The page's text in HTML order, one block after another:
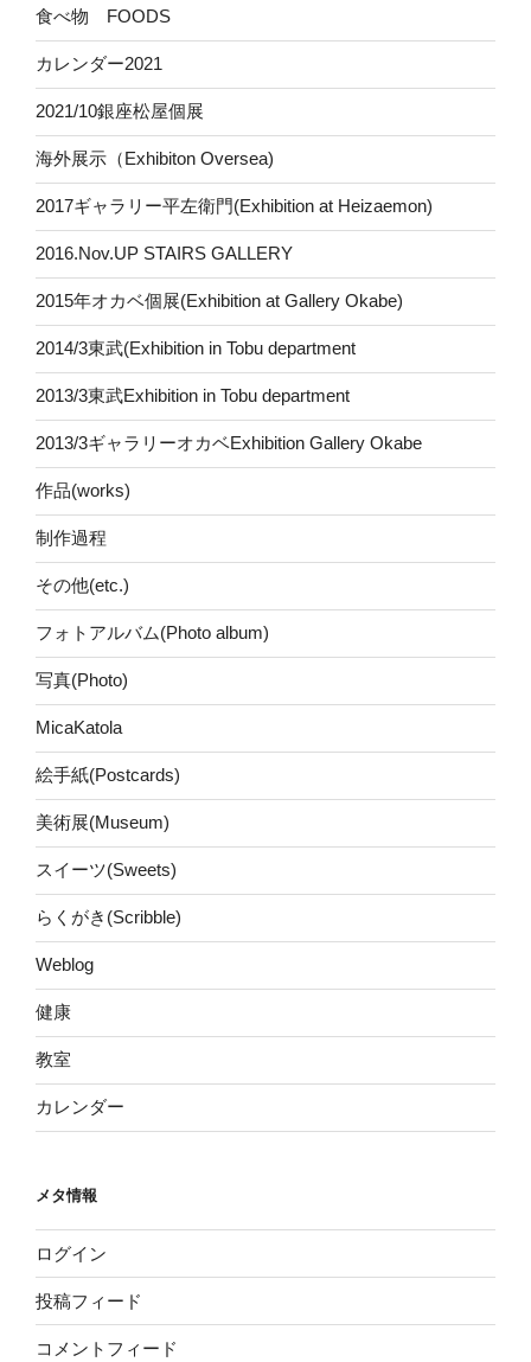
食べ物 FOODS
カレンダー2021
2021/10銀座松屋個展
海外展示（Exhibiton Oversea)
2017ギャラリー平左衛門(Exhibition at Heizaemon)
2016.Nov.UP STAIRS GALLERY
2015年オカベ個展(Exhibition at Gallery Okabe)
2014/3東武(Exhibition in Tobu department
2013/3東武Exhibition in Tobu department
2013/3ギャラリーオカベExhibition Gallery Okabe
作品(works)
制作過程
その他(etc.)
フォトアルバム(Photo album)
写真(Photo)
MicaKatola
絵手紙(Postcards)
美術展(Museum)
スイーツ(Sweets)
らくがき(Scribble)
Weblog
健康
教室
カレンダー
メタ情報
ログイン
投稿フィード
コメントフィード